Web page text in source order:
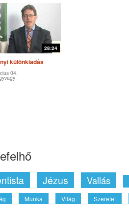
28:24
különkiadás
04.
Jézus Vallás
Munka Világ Szeretet